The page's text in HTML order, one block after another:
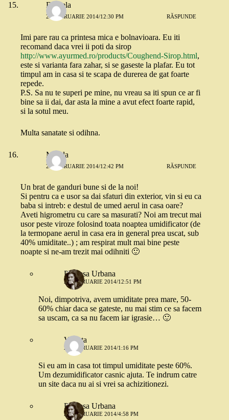
Daniela
26 FEBRUARIE 2014/12:30 PM RĂSPUNDE
Imi pare rau ca printesa mica e bolnavioara. Eu iti
recomand daca vrei ii poti da sirop
http://www.ayurmed.ro/products/Coughend-Sirop.html,
este si varianta fara zahar, si se gaseste la plafar. Eu tot
timpul am in casa si te scapa de durerea de gat foarte
repede.
P.S. Sa nu te superi pe mine, nu vreau sa iti spun ce ar fi
bine sa ii dai, dar asta la mine a avut efect foarte rapid,
si la sotul meu.
Multa sanatate si odihna.
Magda
26 FEBRUARIE 2014/12:42 PM RĂSPUNDE
Un brat de ganduri bune si de la noi!
Si pentru ca e usor sa dai sfaturi din exterior, vin si eu ca
baba si intreb: e destul de umed aerul in casa oare?
Aveti higrometru cu care sa masurati? Noi am trecut mai
usor peste viroze folosind toata noaptea umidificator (de
la termopane aerul in casa era in general prea uscat, sub
40% umiditate..) ; am respirat mult mai bine peste
noapte si ne-am trezit mai odihniti 🙂
Printesa Urbana
26 FEBRUARIE 2014/12:51 PM
Noi, dimpotriva, avem umiditate prea mare, 50-
60% chiar daca se gateste, nu mai stim ce sa facem
sa uscam, ca sa nu facem iar igrasie… 🙂
Violeta
26 FEBRUARIE 2014/1:16 PM
Si eu am in casa tot timpul umiditate peste 60%.
Um dezumidificator casnic ajuta. Te indrum catre
un site daca nu ai si vrei sa achizitionezi.
Printesa Urbana
26 FEBRUARIE 2014/4:58 PM